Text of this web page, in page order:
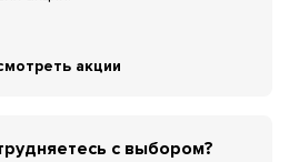
акции
с выбором?